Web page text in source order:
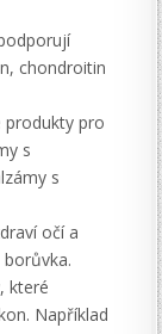
chondroitin
produkty pro
s
s
očí a
které
Například